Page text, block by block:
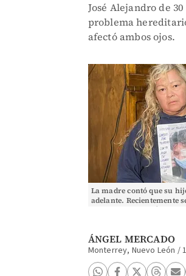
José Alejandro de
problema
afectó ambos ojos.
La madre contó que su
adelante. Recientemente
ÁNGEL MERCADO
Monterrey, Nuevo León /